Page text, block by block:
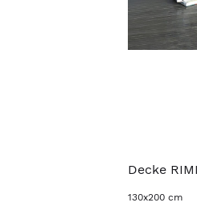
Decke
130x200 cm